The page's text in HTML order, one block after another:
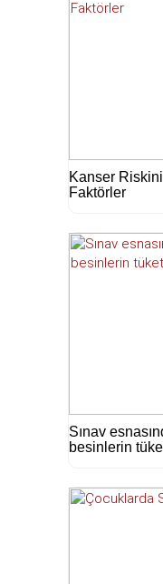
Kanser
Faktörler
Sınav
besinlerin